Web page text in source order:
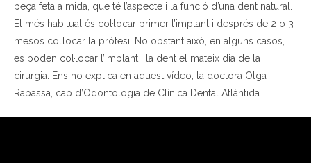
peça feta a mida, que té l’aspecte i la funció d’una dent natural.
El més habitual és col·locar primer l’implant i després de 2 o 3
mesos col·locar la pròtesi. No obstant això, en alguns casos,
es poden col·locar l’implant i la dent el mateix dia de la
cirurgia. Ens ho explica en aquest vídeo, la doctora Olga
Rabassa, cap d’Odontologia de Clínica Dental Atlàntida.